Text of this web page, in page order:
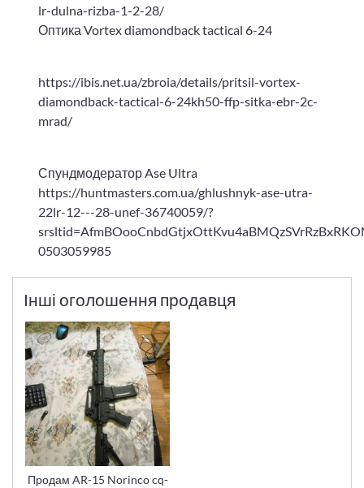
lr-dulna-rizba-1-2-28/
Оптика Vortex diamondback tactical 6-24
https://ibis.net.ua/zbroia/details/pritsil-vortex-
diamondback-tactical-6-24kh50-ffp-sitka-ebr-2c-
mrad/
Спундмодератор Ase Ultra
https://huntmasters.com.ua/ghlushnyk-ase-utra-
22lr-12---28-unef-36740059/?
0503059985
Інші оголошення продавця
Продам AR-15 Norinco cq-